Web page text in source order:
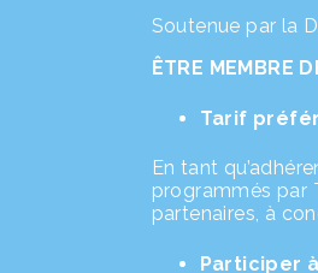
Soutenue par la
ÊTRE MEMBRE
Tarif
En tant
programmés par
partenaires, à
Participer